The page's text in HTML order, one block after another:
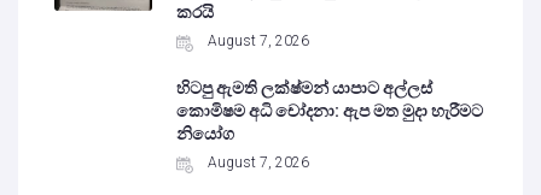
කරයි
August 7, 2026
හිටපු ඇමති ලක්ෂ්මන් යාපාට අල්ලස්
කොමිෂම අධි චෝදනා: ඇප මත මුදා හැරීමට
නියෝග
August 7, 2026